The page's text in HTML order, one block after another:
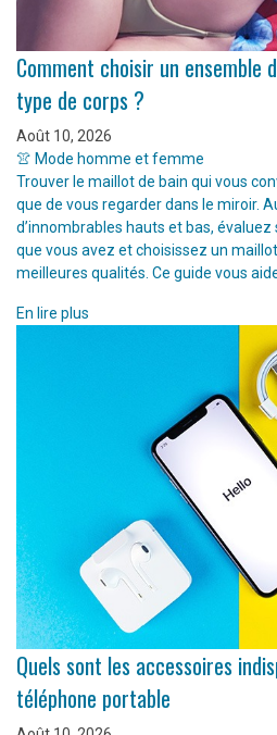
Comment choisir un ensemble
type de corps ?
Août 10, 2026
👚 Mode homme et femme
Trouver le maillot de bain qui vous
que de vous regarder dans le miroir.
d’innombrables hauts et bas,
que vous avez et choisissez un
meilleures qualités. Ce guide vous
En lire plus
Quels sont les accessoires
téléphone portable